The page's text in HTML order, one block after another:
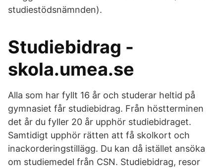
studiestödsnämnden).
Studiebidrag -
skola.umea.se
Alla som har fyllt 16 år och studerar heltid på
gymnasiet får studiebidrag. Från höstterminen
det år du fyller 20 år upphör studiebidraget.
Samtidigt upphör rätten att få skolkort och
inackorderingstillägg. Du kan då istället ansöka
om studiemedel från CSN. Studiebidrag, resor